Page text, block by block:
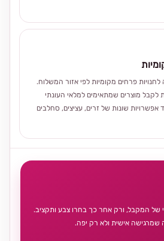
פרחים מקומיות לפי אזור המשלוח.
לקבל מוצרים שמתאימים למלאי העונתי
אפשרויות שונות של זרים, עציצים, סחלבים
של המקבל, ורק אחר כך בחרו צבע ותקציב.
שמרגישה אישית ולא רק יפה.